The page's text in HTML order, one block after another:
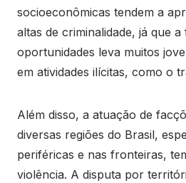
socioeconômicas tendem a
altas de criminalidade, já que a
oportunidades leva muitos
em atividades ilícitas, como o
Além disso, a atuação de
diversas regiões do Brasil,
periféricas e nas fronteiras,
violência. A disputa por